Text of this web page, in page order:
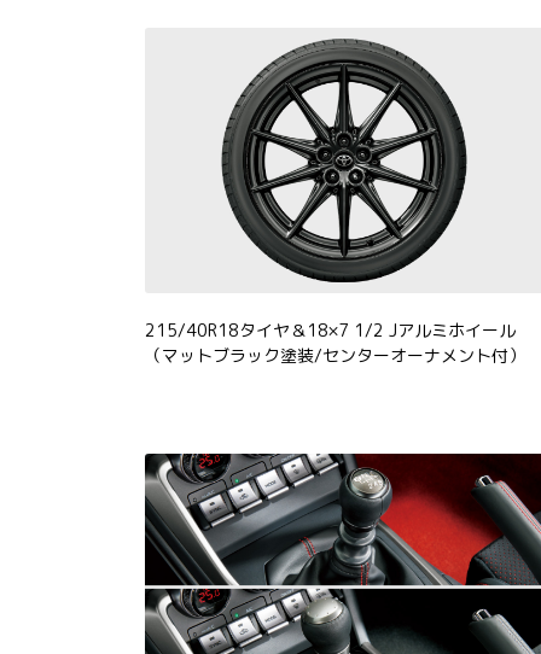
215/40R18タイヤ＆18×7 1/2 Jアルミホイール
（マットブラック塗装/センターオーナメント付）